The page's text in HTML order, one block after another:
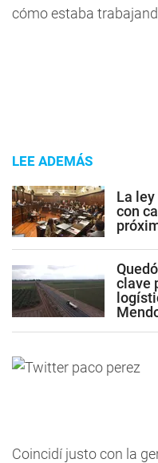
cómo estaba
LEE ADEMÁS
La
con
clave
Coincidí justo con la